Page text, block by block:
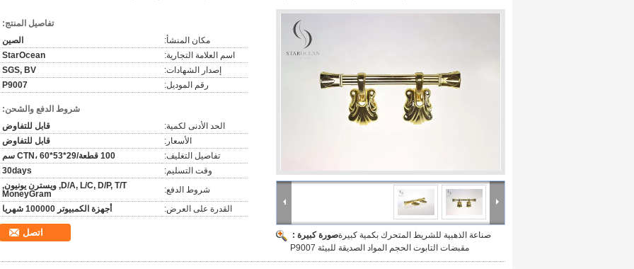
صورة كبيرة :صناعة الذهبية للشريط المتحرك بكمية كبيرة
مقبضات التابوت الحجم المواد الصديقة للبيئة P9007
تفاصيل المنتج:
مكان المنشأ:
الصين
اسم العلامة التجارية:
StarOcean
إصدار الشهادات:
SGS, BV
رقم الموديل:
P9007
شروط الدفع والشحن:
الحد الأدنى لكمية:
قابل للتفاوض
الأسعار:
قابل للتفاوض
تفاصيل التغليف:
100 قطعة/CTN، 60*53*29 سم
وقت التسليم:
30days
شروط الدفع:
D/A, L/C, D/P, T/T, ويسترن يونيون,
MoneyGram
القدرة على العرض:
أجهزة الكمبيوتر 100000 شهريا
اتصل